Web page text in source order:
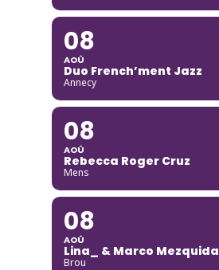
08
AOÛ
Duo French’ment Jazz
Annecy
08
AOÛ
Rebecca Roger Cruz
Mens
08
AOÛ
Lina_ & Marco Mezquida
Brou